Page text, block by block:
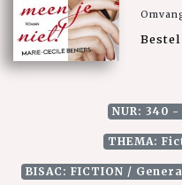
Bestel
NUR: 340
THEMA:
BISAC: FICTION /